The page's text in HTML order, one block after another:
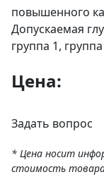
повышенного
Допускаемая
группа 1,
Цена:
Задать вопрос
* Цена носит
стоимость